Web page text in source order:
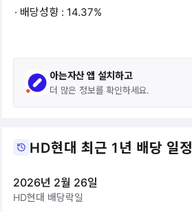
· 배당성향 : 14.37%
아는자산 앱 설치하고
더 많은 정보를 확인하세요.
HD현대 최근 1년 배당 일정
2026년 2월 26일
HD현대 배당락일